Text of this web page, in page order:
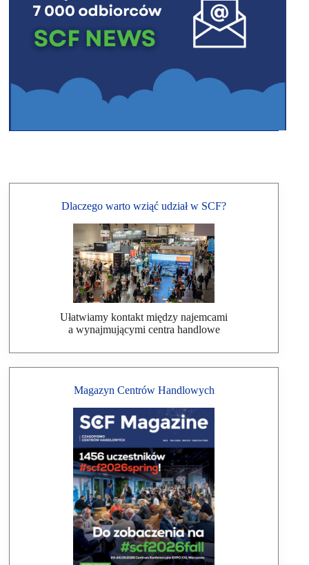
Dlaczego warto wziąć udział w SCF?
Ułatwiamy kontakt między najemcami
a wynajmującymi centra handlowe
Magazyn Centrów Handlowych